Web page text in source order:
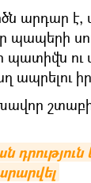
արդար է,
պապերի
պատիվն ու
ապրելու